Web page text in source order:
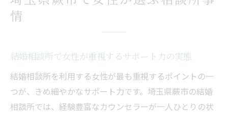
情
結婚相談所で女性が重視するサポート力の実態
結婚相談所を利用する女性が最も重視するポイントの一
つが、きめ細やかなサポート力です。埼玉県蕨市の結婚
相談所では、経験豊富なカウンセラーが一人ひとりの状